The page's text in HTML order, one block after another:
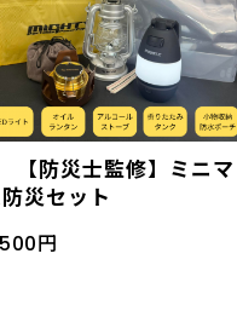
【防災士監修】ミニマ
災セット
円